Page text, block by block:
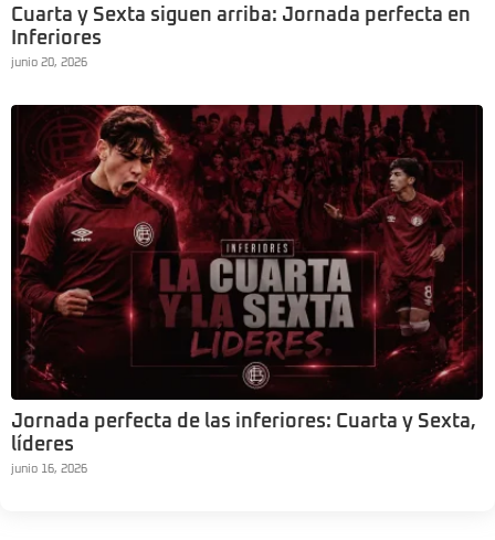
Cuarta y Sexta siguen arriba: Jornada perfecta en
Inferiores
junio 20, 2026
Jornada perfecta de las inferiores: Cuarta y Sexta,
líderes
junio 16, 2026